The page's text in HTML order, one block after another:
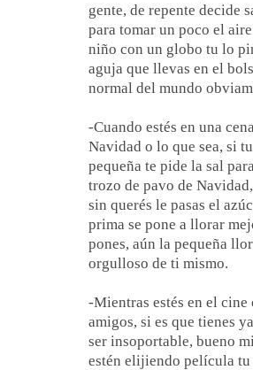
gente, de repente decide
para tomar un poco el
niño con un globo tu lo
aguja que llevas en el
normal del mundo
-Cuando estés en una
Navidad o lo que sea, si
pequeña te pide la sal
trozo de pavo de
sin querés le pasas el
prima se pone a llorar
pones, aún la pequeña
orgulloso de ti mismo.
-Mientras estés en el cine
amigos, si es que tienes
ser insoportable, bueno
estén elijiendo película tu